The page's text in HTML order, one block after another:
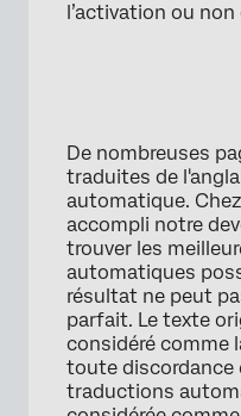
l’activation ou non
De nombreuses
traduites de
automatique.
accompli notre
trouver les
automatiques
résultat ne peut
parfait. Le texte
considéré comme
toute discordance
traductions